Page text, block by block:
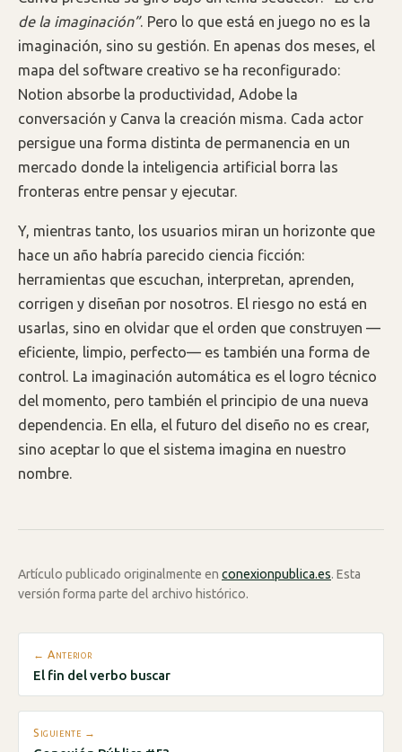
de la imaginación”. Pero lo que está en juego no es la
imaginación, sino su gestión. En apenas dos meses, el
mapa del software creativo se ha reconfigurado:
Notion absorbe la productividad, Adobe la
conversación y Canva la creación misma. Cada actor
persigue una forma distinta de permanencia en un
mercado donde la inteligencia artificial borra las
fronteras entre pensar y ejecutar.
Y, mientras tanto, los usuarios miran un horizonte que
hace un año habría parecido ciencia ficción:
herramientas que escuchan, interpretan, aprenden,
corrigen y diseñan por nosotros. El riesgo no está en
usarlas, sino en olvidar que el orden que construyen —
eficiente, limpio, perfecto— es también una forma de
control. La imaginación automática es el logro técnico
del momento, pero también el principio de una nueva
dependencia. En ella, el futuro del diseño no es crear,
sino aceptar lo que el sistema imagina en nuestro
nombre.
Artículo publicado originalmente en conexionpublica.es. Esta
versión forma parte del archivo histórico.
← Anterior
El fin del verbo buscar
Siguiente →